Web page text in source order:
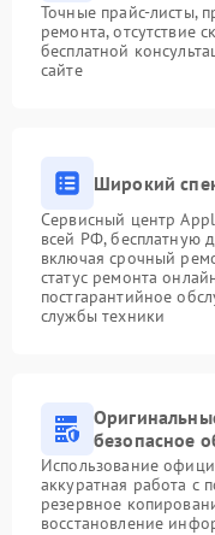
Точные прайс-листы,
ремонта, отсутствие
бесплатной
сайте
Широкий
Сервисный центр
всей РФ, бесплатную
включая срочный
статус ремонта
постгарантийное
службы техники
безопасное
Использование
аккуратная работа с
резервное
восстановление